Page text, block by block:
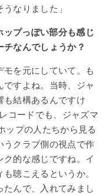
なりました」
プっぽい部分も感じ
チなんでしょうか？
モを元にしていて。も
ですよね。当時、ジャ
も結構あるんですけ
コードでも、ジャズマ
ップの人たちから見る
うクラブ側の視点で作
ク的な感じですね。イ
聴こえるというか。
んで、入れてみまし